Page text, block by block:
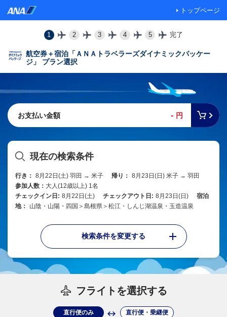
トップページ
1 2 3 4 5 完了
航空券＋宿泊「ＡＮＡトラベラーズダイナミックパッケー
ジ」 プラン選択
お支払い金額 - 円
現在の検索条件
行き： 8月22日(土) 羽田 → 米子 帰り： 8月23日(日) 米子 → 羽田
参加人数： 大人(12歳以上) 1名
チェックイン日: 8月22日(土) チェックアウト日: 8月23日(日)
宿泊
地：
山陰・山陽・四国＞島根県＞松江・しんじ湖温泉・玉造温泉
検索条件を変更する
フライトを選択する
直行便のみ 直行便・乗継便